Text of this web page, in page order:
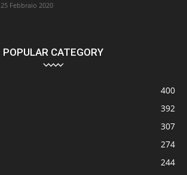
25 Febbraio 2020
POPULAR CATEGORY
400
392
307
274
244